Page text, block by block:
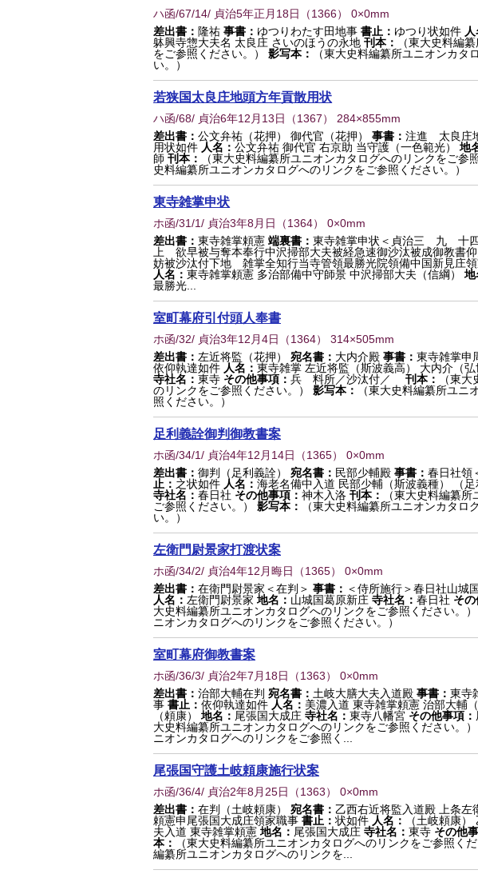
ハ函/67/14/ 貞治5年正月18日 （1366） 0×0mm
差出書： 隆祐 事書： ゆつりわたす田地事 書止： ゆつり状如件 人
躰興寺惣大夫名 太良庄 さいのほうの永地 刊本：
（東大史料編
をご参照ください。）
影写本：
（東大史料編纂所ユニオンカタ
い。）
若狭国太良庄地頭方年貢散用状
ハ函/68/ 貞治6年12月13日 （1367） 284×855mm
差出書： 公文弁祐（花押） 御代官（花押） 事書： 注進 太良庄
用状如件 人名： 公文弁祐 御代官 右京助 当守護（一色範光） 地
師 刊本： （東大史料編纂所ユニオンカタログへのリンクをご参
史料編纂所ユニオンカタログへのリンクをご参照ください。）
東寺雑掌申状
ホ函/31/1/ 貞治3年8月日 （1364） 0×0mm
差出書： 東寺雑掌頼憲 端裏書： 東寺雑掌申状＜貞治三 九 十
上 欲早被与奪本奉行中沢掃部大夫被経急速御沙汰被成御教書
妨被沙汰付下地 雑掌全知行当寺管領最勝光院領備中国新見庄
人名： 東寺雑掌頼憲 多治部備中守師景 中沢掃部大夫（信綱） 地
最勝光...
室町幕府引付頭人奉書
ホ函/32/ 貞治3年12月4日 （1364） 314×505mm
差出書： 左近将監（花押） 宛名書： 大内介殿 事書： 東寺雑掌申
依仰執達如件 人名： 東寺雑掌 左近将監（斯波義高） 大内介（弘
寺社名： 東寺 その他事項： 兵 料所／沙汰付／ 刊本：
（東
のリンクをご参照ください。）
影写本：
（東大史料編纂所ユニ
照ください。）
足利義詮御判御教書案
ホ函/34/1/ 貞治4年12月14日 （1365） 0×0mm
差出書： 御判（足利義詮） 宛名書： 民部少輔殿 事書： 春日社領
止： 之状如件 人名： 海老名備中入道 民部少輔（斯波義種） （足
寺社名： 春日社 その他事項： 神木入洛 刊本：
（東大史料編纂
ご参照ください。）
影写本：
（東大史料編纂所ユニオンカタロ
い。）
左衛門尉景家打渡状案
ホ函/34/2/ 貞治4年12月晦日 （1365） 0×0mm
差出書： 在衛門尉景家＜在判＞ 事書： ＜侍所施行＞春日社山城
人名： 左衛門尉景家 地名： 山城国葛原新庄 寺社名： 春日社 その
大史料編纂所ユニオンカタログへのリンクをご参照ください。）
ニオンカタログへのリンクをご参照ください。）
室町幕府御教書案
ホ函/36/3/ 貞治2年7月18日 （1363） 0×0mm
差出書： 治部大輔在判 宛名書： 土岐大膳大夫入道殿 事書： 東寺
事 書止： 依仰執達如件 人名： 美濃入道 東寺雑掌頼憲 治部大輔
（頼康）
地名： 尾張国大成庄 寺社名： 東寺八幡宮 その他事項：
大史料編纂所ユニオンカタログへのリンクをご参照ください。）
ニオンカタログへのリンクをご参照く...
尾張国守護土岐頼康施行状案
ホ函/36/4/ 貞治2年8月25日 （1363） 0×0mm
差出書： 在判（土岐頼康） 宛名書： 乙西右近将監入道殿 上条左
頼憲申尾張国大成庄領家職事 書止： 状如件 人名：
（土岐頼康
夫入道 東寺雑掌頼憲 地名： 尾張国大成庄 寺社名： 東寺 その他
本：
（東大史料編纂所ユニオンカタログへのリンクをご参照くだ
編纂所ユニオンカタログへのリンクを...